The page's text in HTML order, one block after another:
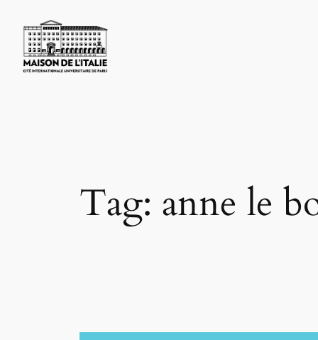
content
Tag: anne le